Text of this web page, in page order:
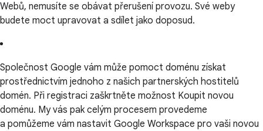
Webů, nemusíte se obávat přerušení provozu. Své weby
budete moct upravovat a sdílet jako doposud.
Společnost Google vám může pomoct doménu získat
prostřednictvím jednoho z našich partnerských hostitelů
domén. Při registraci zaškrtněte možnost Koupit novou
doménu. My vás pak celým procesem provedeme
a pomůžeme vám nastavit Google Workspace pro vaši novou